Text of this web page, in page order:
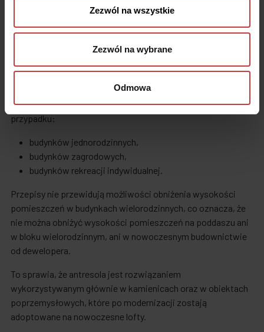
Zezwól na wszystkie
Zezwól na wybrane
Odmowa
Wysokość pomieszczeń a poddasze
i antresola
Infrastruktury z 12 kwietnia 2002 r dają możliwość obniżenia
wysokości pomieszczeń w przypadku antresol i poddaszy.
Co ważne, z tej możliwości możemy skorzystać wyłącznie w
przypadku:
budynków jednorodzinnych,
budynków zagrodowych,
budynków rekreacji indywidualnej.
Przepisy nie przewidują możliwości obniżenia wysokości
pomieszczeń w budynkach wielorodzinnych, co oznacza, że
nie można obniżyć wysokości pomieszczeń na poddaszu ani
w bloku wielorodzinnym, ani w nowoczesnym budownictwie
od dewelopera.
To sprawia, że antresola jest rozwiązaniem
wykorzystywanym głównie w kamienicach oraz w obiektach
poprzemysłowych, które po modernizacji zostają
adoptowane na nowoczesne lofty.